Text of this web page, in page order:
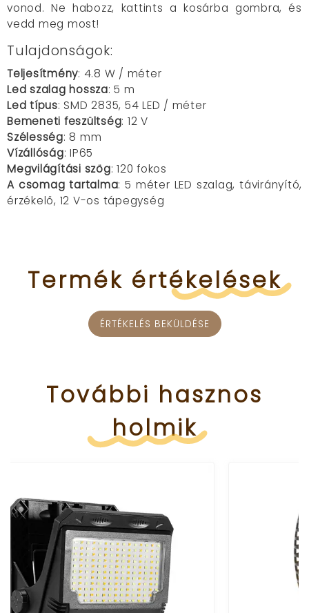
vonod. Ne habozz, kattints a kosárba gombra, és
vedd meg most!
Tulajdonságok:
Teljesítmény: 4.8 W / méter
Led szalag hossza: 5 m
Led típus: SMD 2835, 54 LED / méter
Bemeneti feszültség: 12 V
Szélesség: 8 mm
Vízállóság: IP65
Megvilágítási szög: 120 fokos
A csomag tartalma: 5 méter LED szalag, távirányító,
érzékelő, 12 V-os tápegység
Termék értékelések
ÉRTÉKELÉS BEKÜLDÉSE
További hasznos
holmik